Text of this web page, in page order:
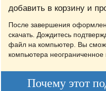
добавить в корзину и
После завершения
скачать. Дождитесь
файл на компьютер. Вы
компьютера неограниченное
Почему этот